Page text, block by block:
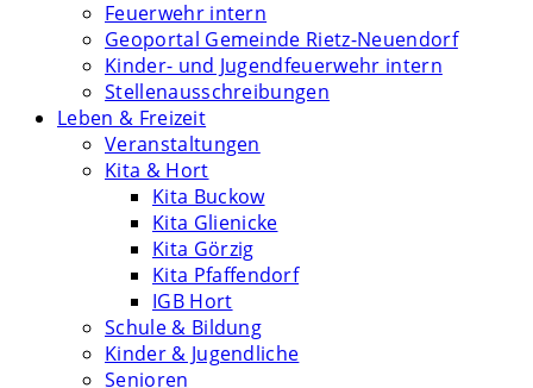
Feuerwehr intern
Geoportal Gemeinde Rietz-Neuendorf
Kinder- und Jugendfeuerwehr intern
Stellenausschreibungen
Leben & Freizeit
Veranstaltungen
Kita & Hort
Kita Buckow
Kita Glienicke
Kita Görzig
Kita Pfaffendorf
IGB Hort
Schule & Bildung
Kinder & Jugendliche
Senioren